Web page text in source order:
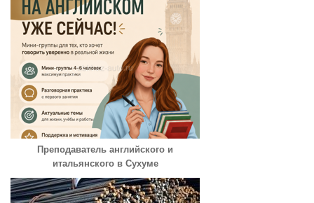
Преподаватель английского и
итальянского в Сухуме